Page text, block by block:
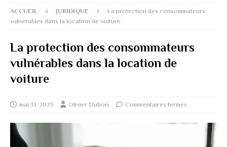
ACCUEIL JURIDIQUE
La protection des consommateurs
vulnérables dans la location de voiture
La protection des consommateurs
vulnérables dans la location de
voiture
mai 31, 2023 Olivier Dubois Commentaires fermés